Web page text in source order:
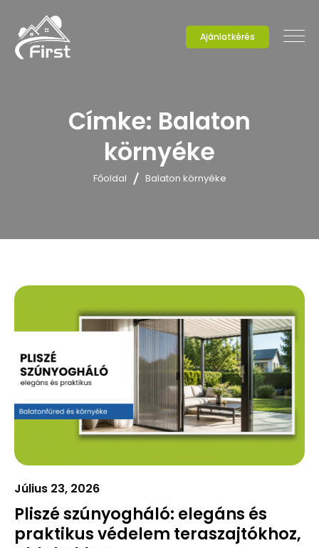
Ajánlatkérés
Címke: Balaton
környéke
Főoldal Balaton környéke
Július 23, 2026
Pliszé szúnyogháló: elegáns és
praktikus védelem teraszajtókhoz,